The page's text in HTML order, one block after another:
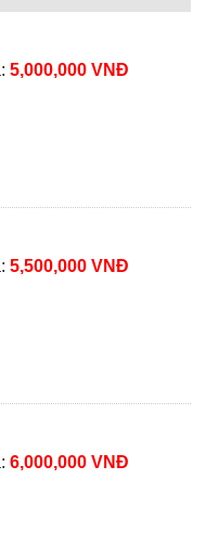
5,000,000 VNĐ
5,500,000 VNĐ
6,000,000 VNĐ